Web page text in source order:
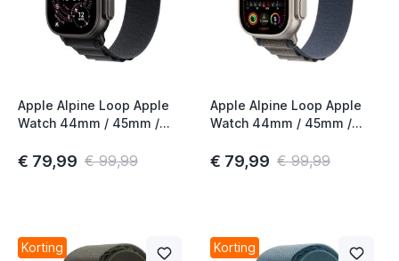
Apple Alpine Loop Apple
Watch 44mm / 45mm /
€ 79,99 € 99,99
Apple Alpine Loop Apple
Watch 44mm / 45mm /
Medium
€ 79,99 € 99,99
Korting Korting